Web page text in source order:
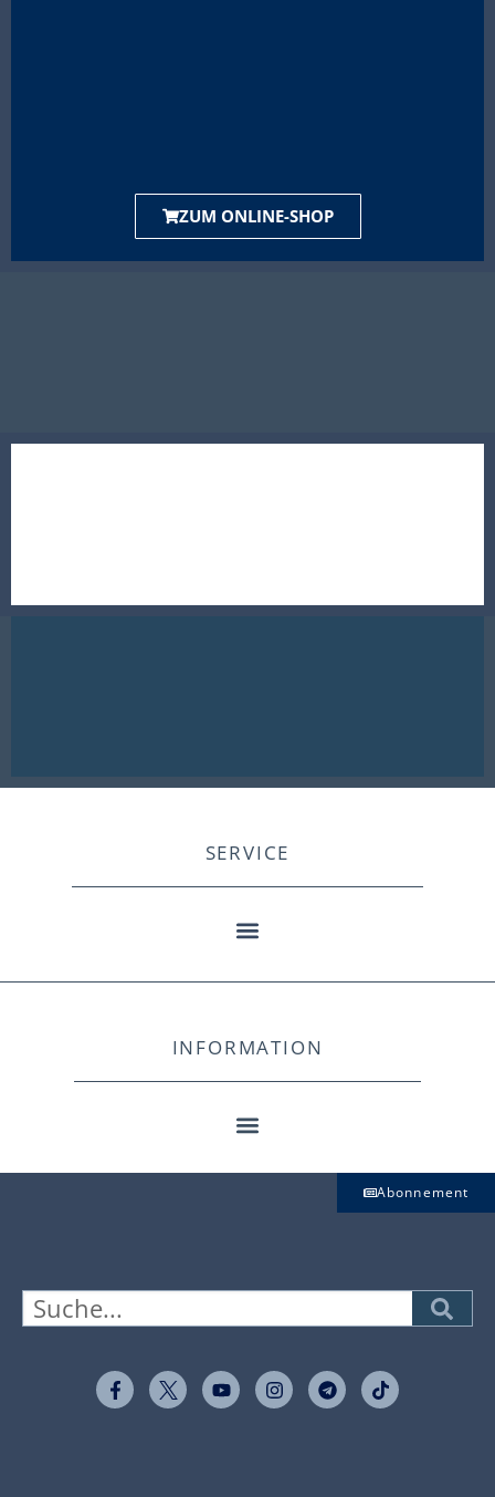
ZUM ONLINE-SHOP
SERVICE
INFORMATION
Abonnement